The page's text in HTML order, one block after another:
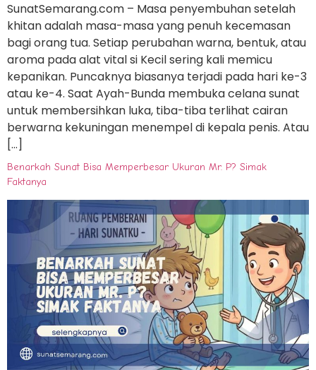
SunatSemarang.com – Masa penyembuhan setelah
khitan adalah masa-masa yang penuh kecemasan
bagi orang tua. Setiap perubahan warna, bentuk, atau
aroma pada alat vital si Kecil sering kali memicu
kepanikan. Puncaknya biasanya terjadi pada hari ke-3
atau ke-4. Saat Ayah-Bunda membuka celana sunat
untuk membersihkan luka, tiba-tiba terlihat cairan
berwarna kekuningan menempel di kepala penis. Atau
[…]
Benarkah Sunat Bisa Memperbesar Ukuran Mr. P? Simak
Faktanya